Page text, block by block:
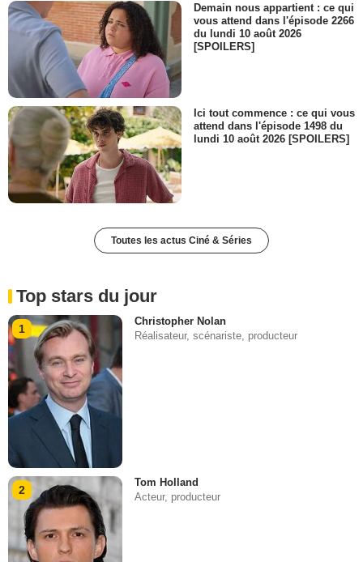
Demain nous appartient : ce qui
vous attend dans l'épisode 2266
du lundi 10 août 2026
[SPOILERS]
Ici tout commence : ce qui vous
attend dans l'épisode 1498 du
lundi 10 août 2026 [SPOILERS]
Toutes les actus Ciné & Séries
Top stars du jour
1
Christopher Nolan
Réalisateur, scénariste, producteur
2
Tom Holland
Acteur, producteur